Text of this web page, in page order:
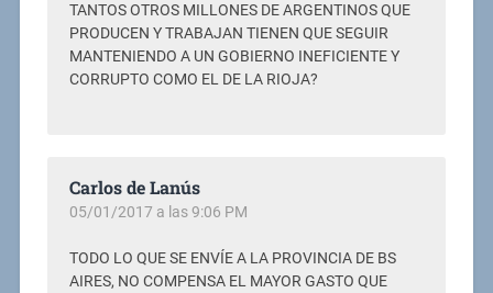
TANTOS OTROS MILLONES DE ARGENTINOS QUE
PRODUCEN Y TRABAJAN TIENEN QUE SEGUIR
MANTENIENDO A UN GOBIERNO INEFICIENTE Y
CORRUPTO COMO EL DE LA RIOJA?
Carlos de Lanús
05/01/2017 a las 9:06 PM
TODO LO QUE SE ENVÍE A LA PROVINCIA DE BS
AIRES, NO COMPENSA EL MAYOR GASTO QUE